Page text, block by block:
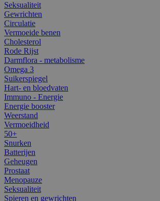
Seksualiteit
Gewrichten
Circulatie
Vermoeide benen
Cholesterol
Rode Rijst
Darmflora - metabolisme
Omega 3
Suikerspiegel
Hart- en bloedvaten
Immuno - Energie
Energie booster
Weerstand
Vermoeidheid
50+
Snurken
Batterijen
Geheugen
Prostaat
Menopauze
Seksualiteit
Spieren en gewrichten